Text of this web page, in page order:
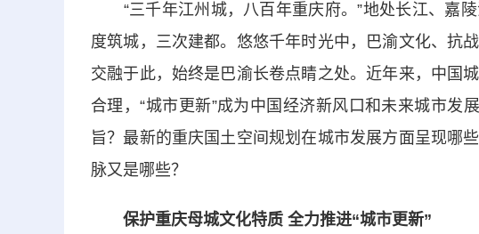
“三千年江州城，八百年重庆府。”地处长江、嘉陵
度筑城，三次建都。悠悠千年时光中，巴渝文化、抗
交融于此，始终是巴渝长卷点睛之处。近年来，中国
合理，“城市更新”成为中国经济新风口和未来城市发
旨？最新的重庆国土空间规划在城市发展方面呈现哪
脉又是哪些？
保护重庆母城文化特质 全力推进“城市更新”